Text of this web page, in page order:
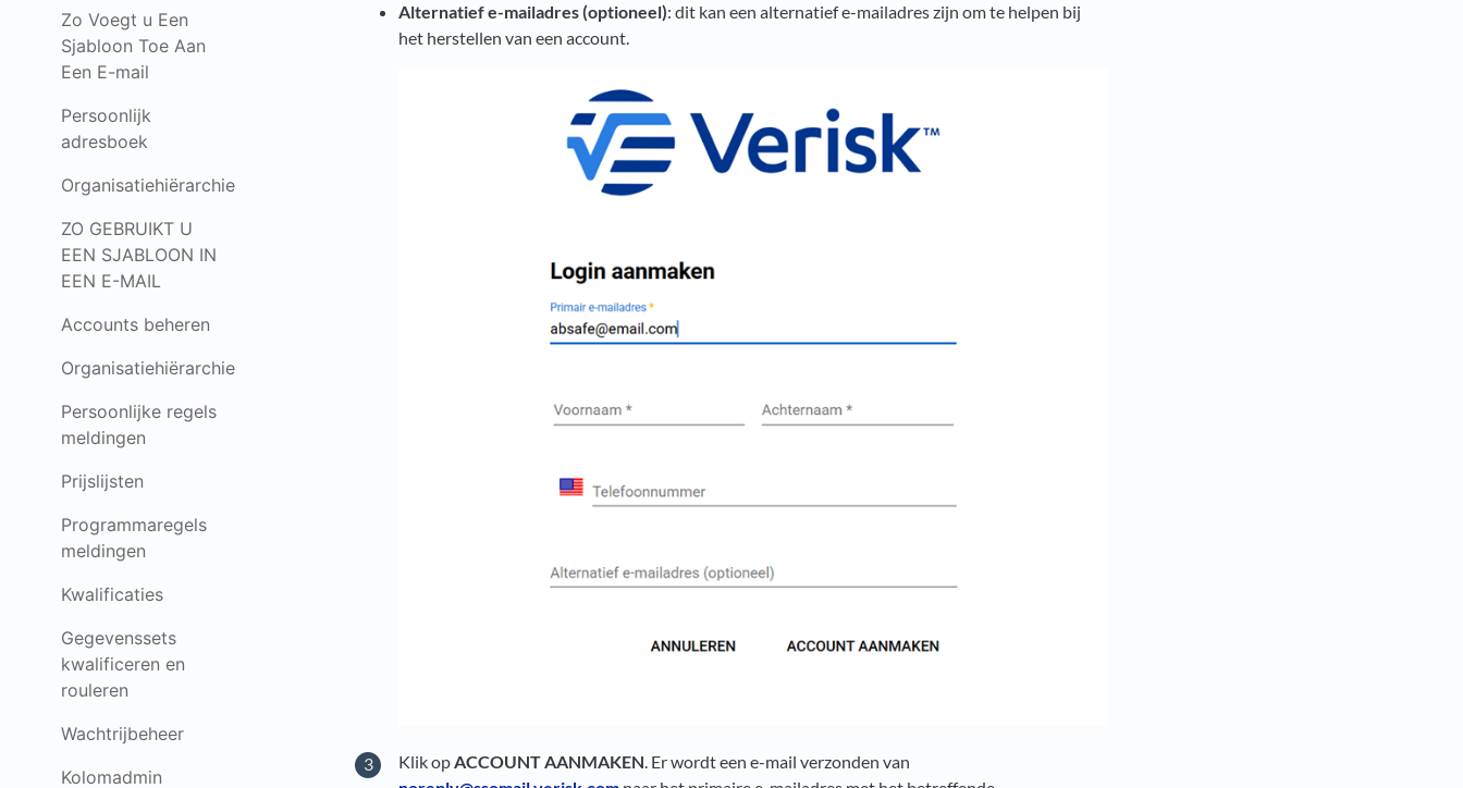
Zo Voegt u Een
Sjabloon Toe Aan
Een E-mail
Persoonlijk
adresboek
Organisatiehiërarchie
ZO GEBRUIKT U
EEN SJABLOON IN
EEN E-MAIL
Accounts beheren
Organisatiehiërarchie
Persoonlijke regels
meldingen
Prijslijsten
Programmaregels
meldingen
Kwalificaties
Gegevenssets
kwalificeren en
rouleren
Wachtrijbeheer
Kolomadmin
Alternatief e-mailadres (optioneel): dit kan een alternatief e-mailadres zijn om te helpen bij
het herstellen van een account.
Klik opACCOUNT AANMAKEN. Er wordt een e-mail verzonden van